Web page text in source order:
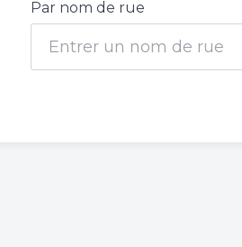
Par nom de rue